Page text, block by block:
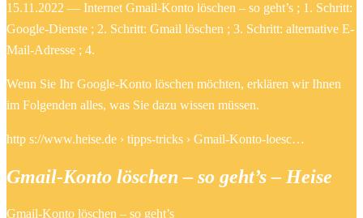
15.11.2022 — Internet Gmail-Konto löschen – so geht’s ; 1. Schritt:
Google-Dienste ; 2. Schritt: Gmail löschen ; 3. Schritt: alternative E-
Mail-Adresse ; 4.
Wenn Sie Ihr Google-Konto löschen möchten, erklären wir Ihnen
im Folgenden alles, was Sie dazu wissen müssen.
http s://www.heise.de › tipps-tricks › Gmail-Konto-loesc…
Gmail-Konto löschen – so geht’s – Heise
Gmail-Konto löschen – so geht’s